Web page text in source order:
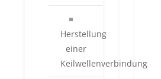
Herstellung
einer
Keilwellenverbindung